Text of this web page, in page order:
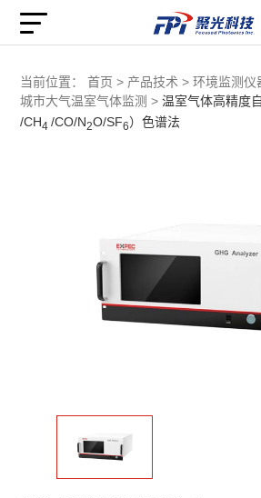
当前位置： 首页 > 产品技术 > 环境监测仪
城市大气温室气体监测 > 温室气体高精度
/CH4/CO/N2O/SF6）色谱法